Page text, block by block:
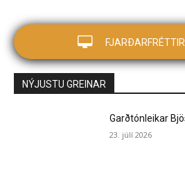
NÝJUSTU GREINAR
Garðtónleikar
23. júlí 2026